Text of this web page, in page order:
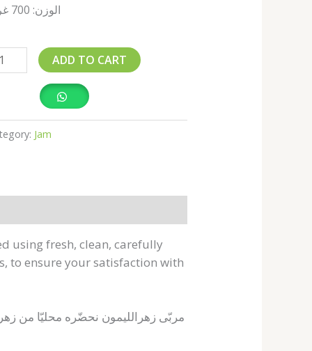
الوزن: 700 غرام
ADD TO CART
Jam
using fresh, clean, carefully
to ensure your satisfaction with